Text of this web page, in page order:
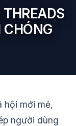
CHÓNG
hội mới mẻ,
người dùng